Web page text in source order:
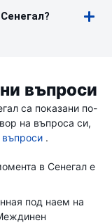
въпроси
са показани по-
на въпроса си,
въпроси .
в Сенегал е
под наем на